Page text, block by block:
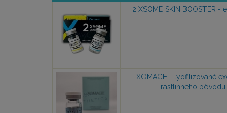
2 XSOME SKIN BOOSTER -
XOMAGE - lyofilizované
rastlinného pôvodu